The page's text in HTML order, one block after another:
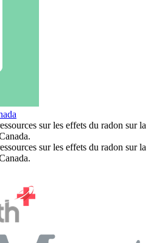
sur les effets du radon sur la
sur les effets du radon sur la